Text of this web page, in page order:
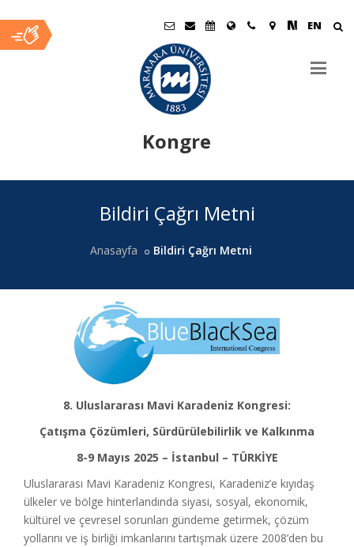
EN
Kongre
Bildiri Çağrı Metni
Anasayfa Bildiri Çağrı Metni
8. Uluslararası Mavi Karadeniz Kongresi:
Çatışma Çözümleri, Sürdürülebilirlik ve Kalkınma
8-9 Mayıs 2025 – İstanbul – TÜRKİYE
Uluslararası Mavi Karadeniz Kongresi, Karadeniz’e kıyıdaş
ülkeler ve bölge hinterlandında siyasi, sosyal, ekonomik,
kültürel ve çevresel sorunları gündeme getirmek, çözüm
yollarını ve iş birliği imkanlarını tartışmak üzere 2008’den bu